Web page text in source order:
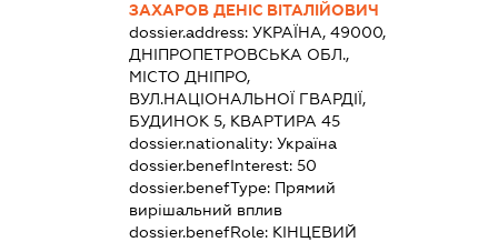
ЗАХАРОВ ДЕНІС ВІТАЛІЙОВИЧ
dossier.address:УКРАЇНА, 49000,
ДНІПРОПЕТРОВСЬКА ОБЛ.,
МІСТО ДНІПРО,
ВУЛ.НАЦІОНАЛЬНОЇ ГВАРДІЇ,
БУДИНОК 5, КВАРТИРА 45
dossier.nationality:Україна
dossier.benefInterest:50
dossier.benefType: Прямий
вирішальний вплив
dossier.benefRole: КІНЦЕВИЙ